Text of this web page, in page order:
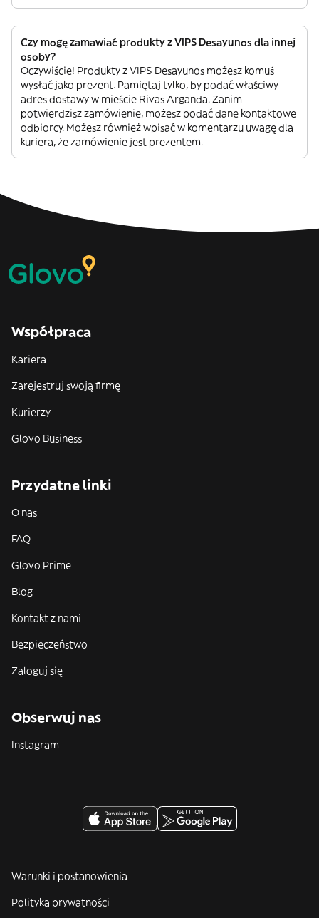
Czy mogę zamawiać produkty z VIPS Desayunos dla innej
osoby?
Oczywiście! Produkty z VIPS Desayunos możesz komuś
wysłać jako prezent. Pamiętaj tylko, by podać właściwy
adres dostawy w mieście Rivas Arganda. Zanim
potwierdzisz zamówienie, możesz podać dane kontaktowe
odbiorcy. Możesz również wpisać w komentarzu uwagę dla
kuriera, że zamówienie jest prezentem.
Współpraca
Kariera
Zarejestruj swoją firmę
Kurierzy
Glovo Business
Przydatne linki
O nas
FAQ
Glovo Prime
Blog
Kontakt z nami
Bezpieczeństwo
Zaloguj się
Obserwuj nas
Instagram
Warunki i postanowienia
Polityka prywatności